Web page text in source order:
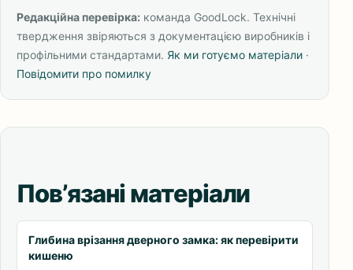
Редакційна перевірка: команда GoodLock. Технічні
твердження звіряються з документацією виробників і
профільними стандартами. Як ми готуємо матеріали ·
Повідомити про помилку
Пов’язані матеріали
Глибина врізання дверного замка: як перевірити
кишеню